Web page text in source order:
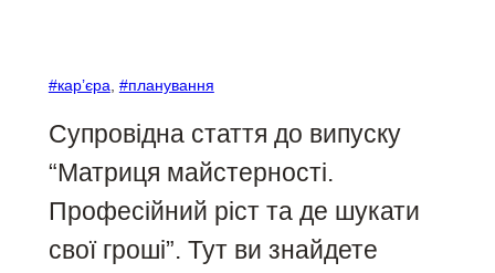
#кар’єра, #планування
Супровідна стаття до випуску
“Матриця майстерності.
Професійний ріст та де шукати
свої гроші”. Тут ви знайдете